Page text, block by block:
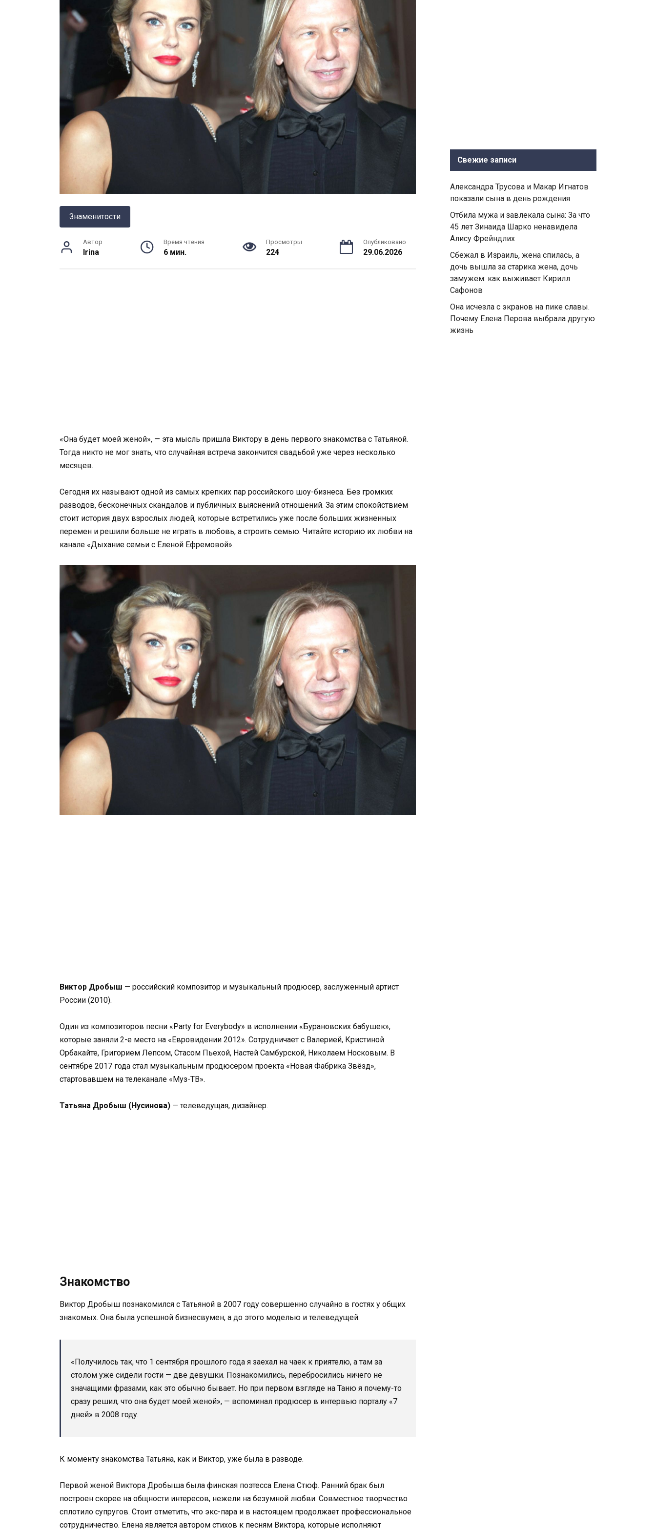
Знаменитости
Автор
Irina
Время чтения
6 мин.
Просмотры
224
Опубликовано
29.06.2026
«Она будет моей женой», — эта мысль пришла Виктору в день первого знакомства с Татьяной.
Тогда никто не мог знать, что случайная встреча закончится свадьбой уже через несколько
месяцев.
Сегодня их называют одной из самых крепких пар российского шоу-бизнеса. Без громких
разводов, бесконечных скандалов и публичных выяснений отношений. За этим спокойствием
стоит история двух взрослых людей, которые встретились уже после больших жизненных
перемен и решили больше не играть в любовь, а строить семью. Читайте историю их любви на
канале «Дыхание семьи с Еленой Ефремовой».
Виктор Дробыш — российский композитор и музыкальный продюсер, заслуженный артист
России (2010).
Один из композиторов песни «Party for Everybody» в исполнении «Бурановских бабушек»,
которые заняли 2-е место на «Евровидении 2012». Сотрудничает с Валерией, Кристиной
Орбакайте, Григорием Лепсом, Стасом Пьехой, Настей Самбурской, Николаем Носковым. В
сентябре 2017 года стал музыкальным продюсером проекта «Новая Фабрика Звёзд»,
стартовавшем на телеканале «Муз-ТВ».
Татьяна Дробыш (Нусинова) — телеведущая, дизайнер.
Знакомство
Виктор Дробыш познакомился с Татьяной в 2007 году совершенно случайно в гостях у общих
знакомых. Она была успешной бизнесвумен, а до этого моделью и телеведущей.
«Получилось так, что 1 сентября прошлого года я заехал на чаек к приятелю, а там за
столом уже сидели гости — две девушки. Познакомились, перебросились ничего не
значащими фразами, как это обычно бывает. Но при первом взгляде на Таню я почему-то
сразу решил, что она будет моей женой», — вспоминал продюсер в интервью порталу «7
дней» в 2008 году.
К моменту знакомства Татьяна, как и Виктор, уже была в разводе.
Первой женой Виктора Дробыша была финская поэтесса Елена Стюф. Ранний брак был
построен скорее на общности интересов, нежели на безумной любви. Совместное творчество
сплотило супругов. Стоит отметить, что экс-пара и в настоящем продолжает профессиональное
сотрудничество. Елена является автором стихов к песням Виктора, которые исполняют
Свежие записи
Александра Трусова и Макар Игнатов
показали сына в день рождения
Отбила мужа и завлекала сына: За что
45 лет Зинаида Шарко ненавидела
Алису Фрейндлих
Сбежал в Израиль, жена спилась, а
дочь вышла за старика жена, дочь
замужем: как выживает Кирилл
Сафонов
Она исчезла с экранов на пике славы.
Почему Елена Перова выбрала другую
жизнь